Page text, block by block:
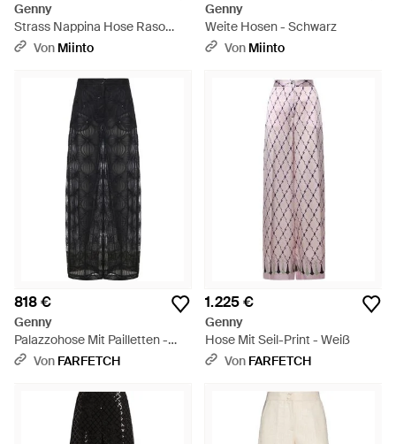
Genny
Strass Nappina Hose Raso
Seta Print Corde - Lila
Von Miinto
Genny
Weite Hosen - Schwarz
Von Miinto
818 €
Genny
Palazzohose Mit Pailletten -
Schwarz
Von FARFETCH
1.225 €
Genny
Hose Mit Seil-Print - Weiß
Von FARFETCH